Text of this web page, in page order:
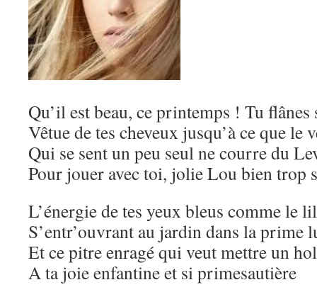
Qu’il est beau, ce printemps ! Tu flânes
Vêtue de tes cheveux jusqu’à ce que le
Qui se sent un peu seul ne courre du
Pour jouer avec toi, jolie Lou bien trop
L’énergie de tes yeux bleus comme le
S’entr’ouvrant au jardin dans la prime
Et ce pitre enragé qui veut mettre un
A ta joie enfantine et si primesautière